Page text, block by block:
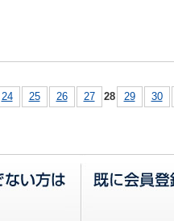
24 25 26 27 28 29 30